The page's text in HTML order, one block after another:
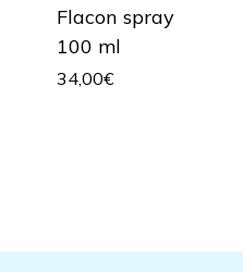
Flacon spray
100 ml
34,00€